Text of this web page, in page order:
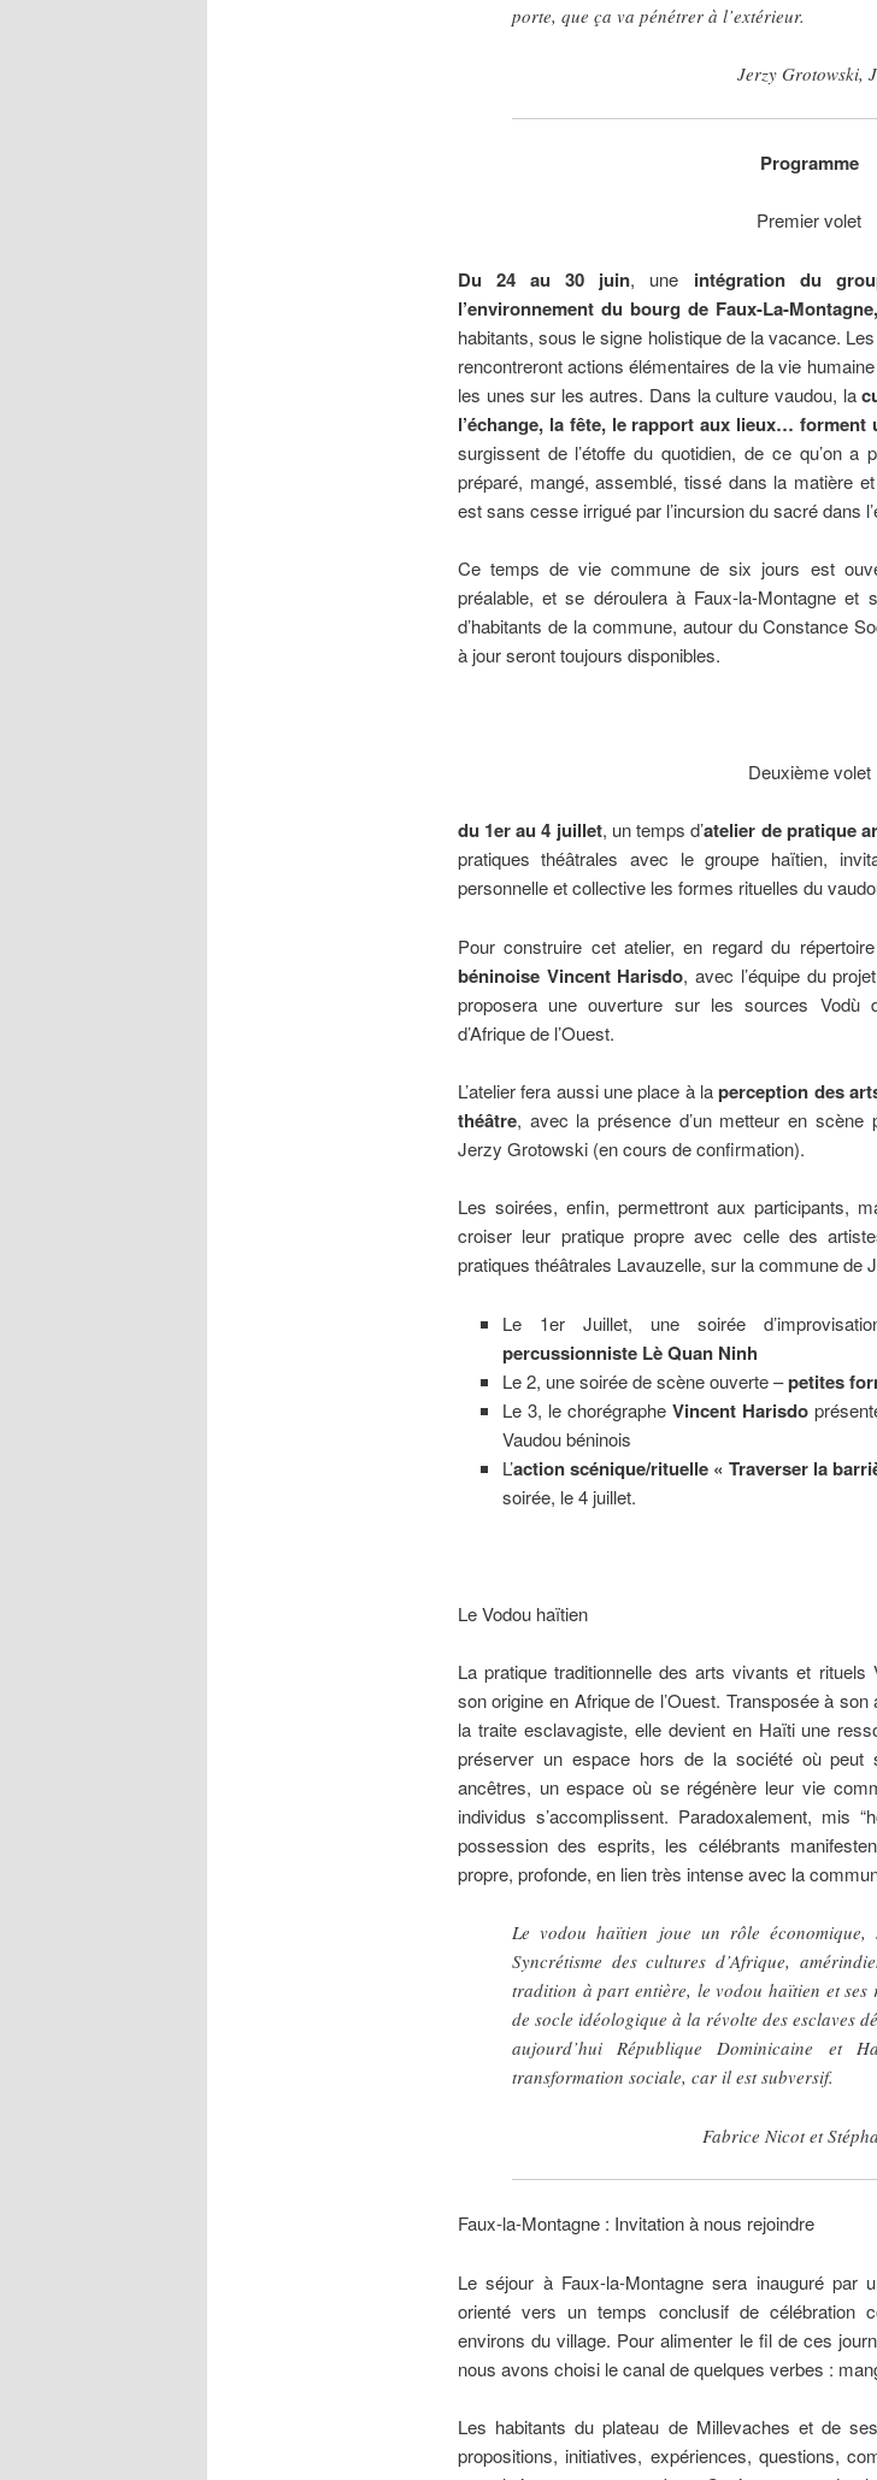
porte, que ça va pénétrer à l’extérieur.
Jerzy Grotowski,
Programme
Premier volet
Du 24 au 30 juin, une intégration du
l’environnement du bourg de Faux-La-Montagne,
habitants, sous le signe holistique de la vacance.
rencontreront actions élémentaires de la vie
les unes sur les autres. Dans la culture vaudou, la
l’échange, la fête, le rapport aux lieux… forment
surgissent de l’étoffe du quotidien, de ce qu’on a
préparé, mangé, assemblé, tissé dans la matière
est sans cesse irrigué par l’incursion du sacré dans
Ce temps de vie commune de six jours est
préalable, et se déroulera à Faux-la-Montagne
d’habitants de la commune, autour du Constance
à jour seront toujours disponibles.
Deuxième volet
du 1er au 4 juillet, un temps d’atelier de pratique
pratiques théâtrales avec le groupe haïtien,
personnelle et collective les formes rituelles du
Pour construire cet atelier, en regard du
béninoise Vincent Harisdo, avec l’équipe du projet
proposera une ouverture sur les sources Vodù
d’Afrique de l’Ouest.
L’atelier fera aussi une place à laperception des
théâtre, avec la présence d’un metteur en scène
Jerzy Grotowski (en cours de confirmation).
Les soirées, enfin, permettront aux participants,
croiser leur pratique propre avec celle des
pratiques théâtrales Lavauzelle, sur la commune de
Le 1er Juillet, une soirée
percussionniste Lè Quan Ninh
Le 2, une soirée de scène ouverte –petites
Le 3, le chorégraphe Vincent Harisdo
Vaudou béninois
L’action scénique/rituelle « Traverser la
soirée, le 4 juillet.
Le Vodou haïtien
La pratique traditionnelle des arts vivants et rituels
son origine en Afrique de l’Ouest. Transposée à son
la traite esclavagiste, elle devient en Haïti une
préserver un espace hors de la société où
ancêtres, un espace où se régénère leur vie
individus s’accomplissent. Paradoxalement, mis
possession des esprits, les célébrants
propre, profonde, en lien très intense avec la
Le vodou haïtien joue un rôle économique,
Syncrétisme des cultures d’Afrique,
tradition à part entière, le vodou haïtien et ses
de socle idéologique à la révolte des esclaves
aujourd’hui République Dominicaine
transformation sociale, car il est subversif.
Fabrice Nicot et
Faux-la-Montagne : Invitation à nous rejoindre
Le séjour à Faux-la-Montagne sera inauguré par
orienté vers un temps conclusif de célébration
environs du village. Pour alimenter le fil de ces
nous avons choisi le canal de quelques verbes :
Les habitants du plateau de Millevaches et de
propositions, initiatives, expériences, questions,